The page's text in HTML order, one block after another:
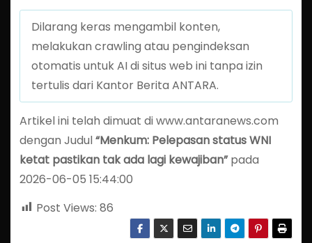
Dilarang keras mengambil konten,
melakukan crawling atau pengindeksan
otomatis untuk AI di situs web ini tanpa izin
tertulis dari Kantor Berita ANTARA.
Artikel ini telah dimuat di www.antaranews.com
dengan Judul“Menkum: Pelepasan status WNI
ketat pastikan tak ada lagi kewajiban”pada
2026-06-05 15:44:00
Post Views: 86